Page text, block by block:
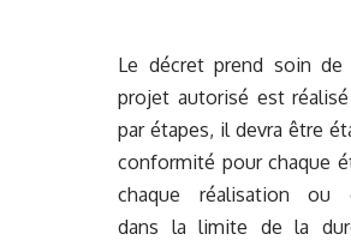
Le décret prend soin
projet autorisé est
par étapes, il devra être
conformité pour chaque
chaque réalisation ou
dans la limite de la